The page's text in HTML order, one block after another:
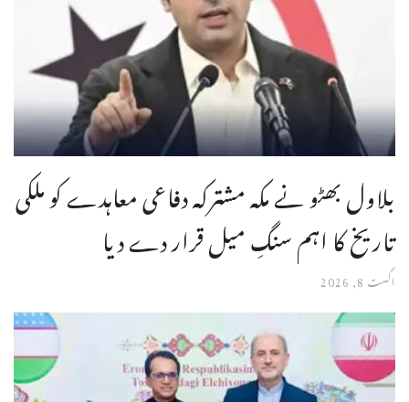
بلاول بھٹو نے مکہ مشترکہ دفاعی معاہدے کو ملکی
تاریخ کا اہم سنگِ میل قرار دے دیا
اگست 8, 2026